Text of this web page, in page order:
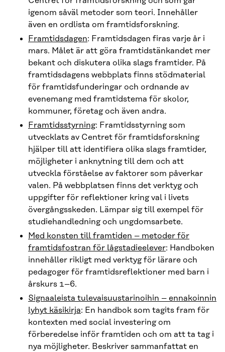
igenom såväl metoder som teori. Innehåller
även en ordlista om framtidsforskning.
Framtidsdagen: Framtidsdagen firas varje år i
mars. Målet är att göra framtidstänkandet mer
bekant och diskutera olika slags framtider. På
framtidsdagens webbplats finns stödmaterial
för framtidsfunderingar och ordnande av
evenemang med framtidstema för skolor,
kommuner, företag och även andra.
Framtidsstyrning: Framtidsstyrning som
utvecklats av Centret för framtidsforskning
hjälper till att identifiera olika slags framtider,
möjligheter i anknytning till dem och att
utveckla förståelse av faktorer som påverkar
valen. På webbplatsen finns det verktyg och
uppgifter för reflektioner kring val i livets
övergångsskeden. Lämpar sig till exempel för
studiehandledning och ungdomsarbete.
Med konsten till framtiden – metoder för
framtidsfostran för lågstadieelever: Handboken
innehåller rikligt med verktyg för lärare och
pedagoger för framtidsreflektioner med barn i
årskurs 1–6.
Signaaleista tulevaisuustarinoihin – ennakoinnin
lyhyt käsikirja: En handbok som tagits fram för
kontexten med social investering om
förberedelse inför framtiden och om att ta tag i
nya möjligheter. Beskriver sammanfattat en